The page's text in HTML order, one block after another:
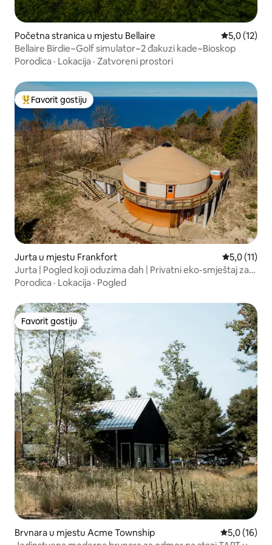
Početna stranica u mjestu Bellaire prosječna
5,0 (12)
Bellaire Birdie~Golf simulator~2 đakuzi kade~Bioskop
Porodica · Lokacija · Zatvoreni prostori
Glavni favorit gostiju
Favorit gostiju
Jurta u mjestu Frankfort prosječna
5,0 (11)
Jurta | Pogled koji oduzima dah | Privatni eko-smještaj za
odmor
Porodica · Lokacija · Pogled
Favorit gostiju
Favorit gostiju
Brvnara u mjestu Acme Township prosječna
5,0 (16)